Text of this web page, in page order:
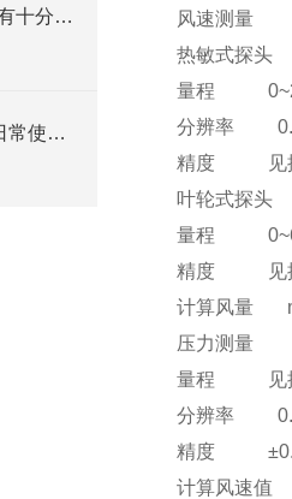
德国TESTO烟气分析仪拥有十分*的功能
手持式激光粒子计数器在日常使用中具有诸多特点
风速测量
热敏式探头
量程
分辨率
精度 见
叶轮式探头
量程
精度 见
计算风量
压力测量
量程 见
分辨率
精度
计算风速值